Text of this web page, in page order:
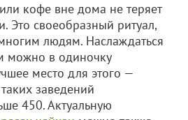
кофе вне дома не теряет
Это своеобразный ритуал,
людям. Наслаждаться
можно в одиночку
место для этого —
заведений
450. Актуальную